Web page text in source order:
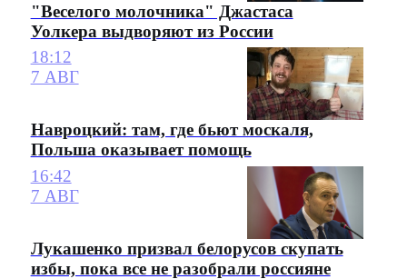
"Веселого молочника" Джастаса
Уолкера выдворяют из России
18:12
7 АВГ
Навроцкий: там, где бьют москаля,
Польша оказывает помощь
16:42
7 АВГ
Лукашенко призвал белорусов скупать
избы, пока все не разобрали россияне